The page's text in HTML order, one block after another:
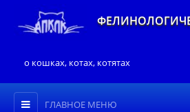
о кошках, котах, котятах
ГЛАВНОЕ МЕНЮ